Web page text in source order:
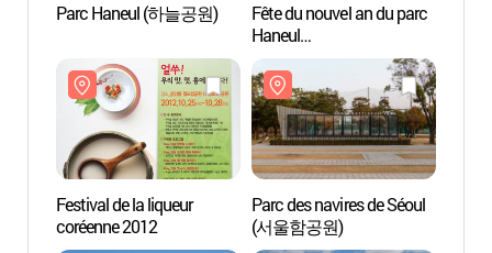
Parc Haneul (하늘공원)
Fête du nouvel an du parc
Haneul
(하늘공원해맞이행사)
Festival de la liqueur
coréenne 2012
Parc des navires de Séoul
(서울함공원)